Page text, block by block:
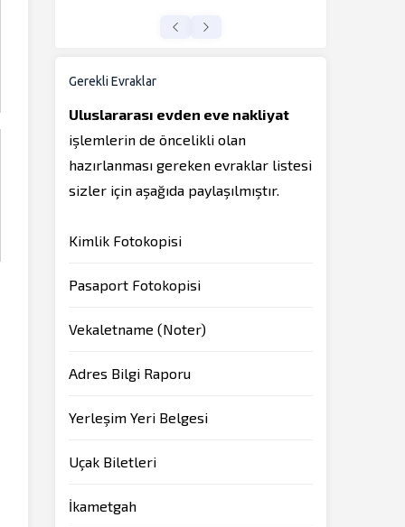
Gerekli Evraklar
Uluslararası evden eve nakliyat
işlemlerin de öncelikli olan
hazırlanması gereken evraklar listesi
sizler için aşağıda paylaşılmıştır.
Kimlik Fotokopisi
Pasaport Fotokopisi
Vekaletname (Noter)
Adres Bilgi Raporu
Yerleşim Yeri Belgesi
Uçak Biletleri
İkametgah